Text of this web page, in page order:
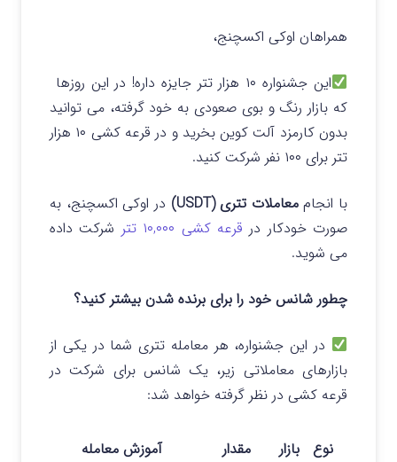
همراهان اوکی اکسچنج،
این جشنواره ۱۰ هزار تتر جایزه داره! در این روزها
که بازار رنگ و بوی صعودی به خود گرفته، می توانید
بدون کارمزد آلت کوین بخرید و در قرعه کشی ۱۰ هزار
تتر برای ۱۰۰ نفر شرکت کنید.
با انجام معاملات تتری (USDT) در اوکی اکسچنج، به
صورت خودکار در قرعه‌ کشی ۱۰,۰۰۰ تتر
شرکت داده
می‌ شوید.
چطور شانس خود را برای برنده شدن بیشتر کنید؟
در این جشنواره، هر معامله تتری شما در یکی از
بازارهای معاملاتی زیر، یک شانس برای شرکت در
قرعه‌ کشی در نظر گرفته خواهد شد:
نوع بازار
مقدار
آموزش معامله